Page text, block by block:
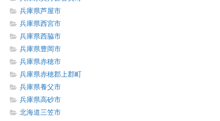
兵庫県芦屋市
兵庫県西宮市
兵庫県西脇市
兵庫県豊岡市
兵庫県赤穂市
兵庫県赤穂郡上郡町
兵庫県養父市
兵庫県高砂市
北海道三笠市